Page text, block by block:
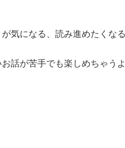
気になる、読み進めたくなる
話が苦手でも楽しめちゃう